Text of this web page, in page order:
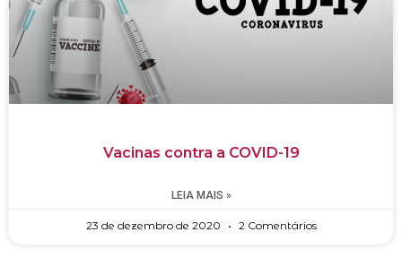
Vacinas contra a COVID-19
LEIA MAIS »
23 de dezembro de 2020 2 Comentários